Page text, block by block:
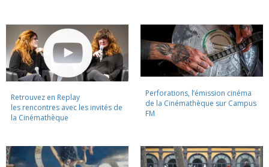
Retrouvez en Replay
les rencontres avec les invités de
la Cinémathèque
Perforations, l’émission cinéma
de la Cinémathèque sur Campus
FM